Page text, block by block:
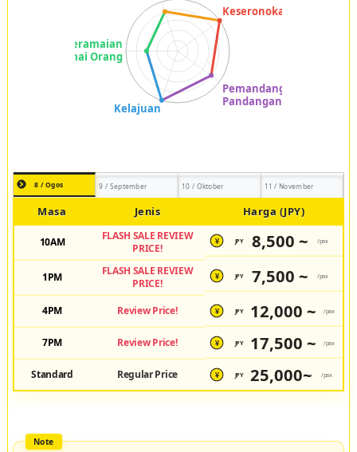
8 / Ogos 9 / September 10 / Oktober 11 / November
Masa Jenis Harga (JPY)
10AM
FLASH SALE REVIEW
PRICE!
¥ JPY 8,500 ~ /pax
1PM
FLASH SALE REVIEW
PRICE!
¥ JPY 7,500 ~ /pax
4PM Review Price! ¥ JPY 12,000 ~ /pax
7PM Review Price! ¥ JPY 17,500 ~ /pax
Standard Regular Price ¥ JPY 25,000~ /pax